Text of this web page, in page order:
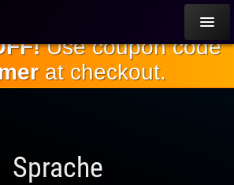
Use coupon code
at checkout.
Sprache